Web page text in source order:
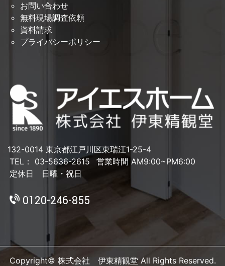
お問い合わせ
無料現場調査依頼
資料請求
プライバシーポリシー
132-0014 東京都江戸川区東瑞江1-25-4
TEL： 03-5636-2615
営業時間 AM9:00~PM6:00
定休日 日曜・祝日
0120-246-855
Copyright© 株式会社 伊東精観堂 All Rights Reserved.